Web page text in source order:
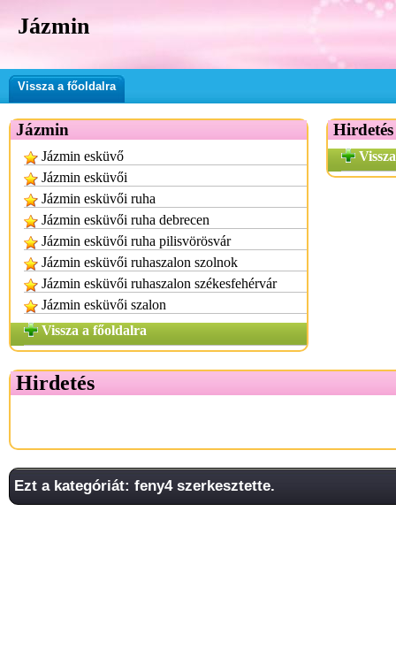
Jázmin
Vissza a főoldalra
Jázmin
Jázmin esküvő
Jázmin esküvői
Jázmin esküvői ruha
Jázmin esküvői ruha debrecen
Jázmin esküvői ruha pilisvörösvár
Jázmin esküvői ruhaszalon szolnok
Jázmin esküvői ruhaszalon székesfehérvár
Jázmin esküvői szalon
Vissza a főoldalra
Hirdetés
Hirdetés
Ezt a kategóriát: feny4 szerkesztette.